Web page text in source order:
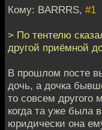
Кому: BARRRS, #1
> По тентелю
другой приёмной
В прошлом посте
дочь, а дочка
то совсем другого
когда та уже была
юридически она